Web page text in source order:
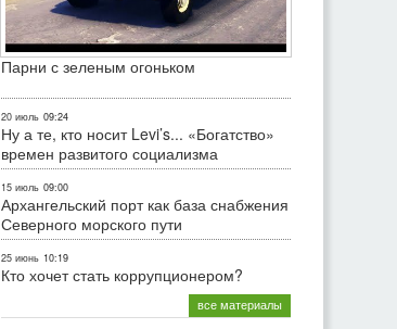
Парни с зеленым огоньком
20 июль 09:24
Ну а те, кто носит Levi’s... «Богатство»
времен развитого социализма
15 июль 09:00
Архангельский порт как база снабжения
Северного морского пути
25 июнь 10:19
Кто хочет стать коррупционером?
все материалы